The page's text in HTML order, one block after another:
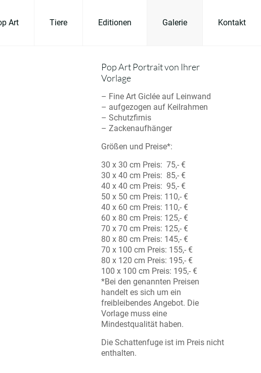
Art Tiere Editionen Galerie Kontakt
Pop Art Portrait von Ihrer
Vorlage
– Fine Art Giclée auf Leinwand
– aufgezogen auf Keilrahmen
– Schutzfirnis
– Zackenaufhänger
Größen und Preise*:
30 x 30 cm Preis: 75,- €
30 x 40 cm Preis: 85,- €
40 x 40 cm Preis: 95,- €
50 x 50 cm Preis: 110,- €
40 x 60 cm Preis: 110,- €
60 x 80 cm Preis: 125,- €
70 x 70 cm Preis: 125,- €
80 x 80 cm Preis: 145,- €
70 x 100 cm Preis: 155,- €
80 x 120 cm Preis: 195,- €
100 x 100 cm Preis: 195,- €
*Bei den genannten Preisen
handelt es sich um ein
freibleibendes Angebot. Die
Vorlage muss eine
Mindestqualität haben.
Die Schattenfuge ist im Preis nicht
enthalten.